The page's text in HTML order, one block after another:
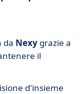
da Nexy grazie a
il
d'insieme